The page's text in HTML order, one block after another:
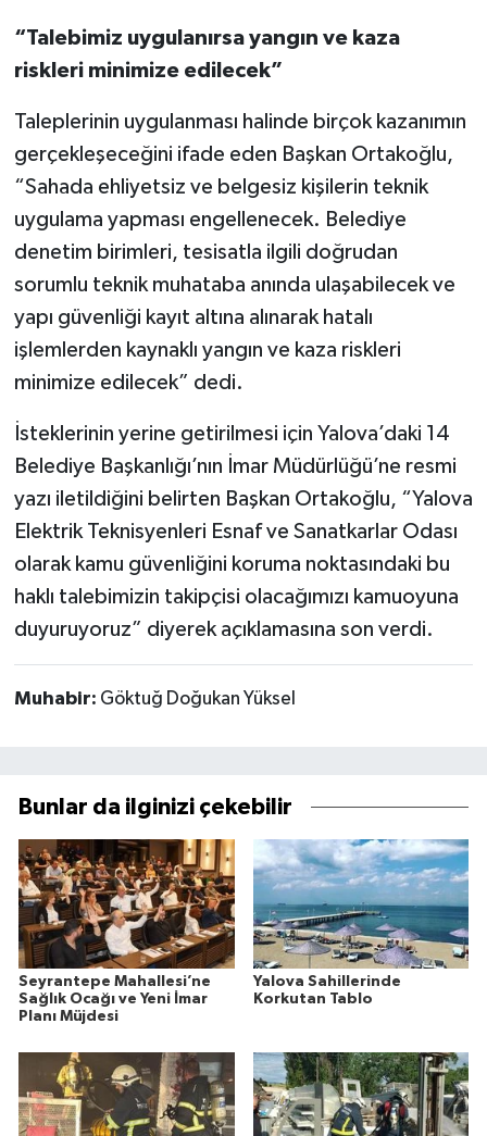
“Talebimiz uygulanırsa yangın ve kaza
riskleri minimize edilecek”
Taleplerinin uygulanması halinde birçok kazanımın
gerçekleşeceğini ifade eden Başkan Ortakoğlu,
“Sahada ehliyetsiz ve belgesiz kişilerin teknik
uygulama yapması engellenecek. Belediye
denetim birimleri, tesisatla ilgili doğrudan
sorumlu teknik muhataba anında ulaşabilecek ve
yapı güvenliği kayıt altına alınarak hatalı
işlemlerden kaynaklı yangın ve kaza riskleri
minimize edilecek” dedi.
İsteklerinin yerine getirilmesi için Yalova’daki 14
Belediye Başkanlığı’nın İmar Müdürlüğü’ne resmi
yazı iletildiğini belirten Başkan Ortakoğlu, “Yalova
Elektrik Teknisyenleri Esnaf ve Sanatkarlar Odası
olarak kamu güvenliğini koruma noktasındaki bu
haklı talebimizin takipçisi olacağımızı kamuoyuna
duyuruyoruz” diyerek açıklamasına son verdi.
Muhabir: Göktuğ Doğukan Yüksel
Bunlar da ilginizi çekebilir
Seyrantepe Mahallesi’ne
Sağlık Ocağı ve Yeni İmar
Planı Müjdesi
Yalova Sahillerinde
Korkutan Tablo